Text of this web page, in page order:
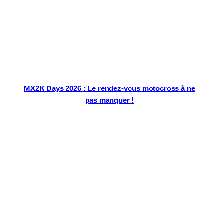
MX2K Days 2026 : Le rendez-vous motocross à ne
pas manquer !